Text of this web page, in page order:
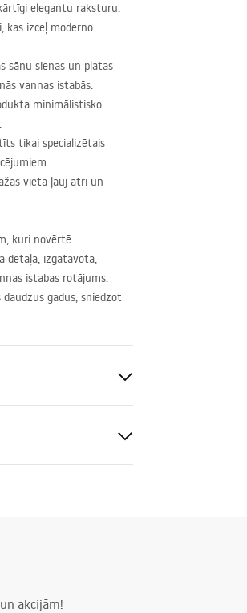
elegantu raksturu.
izceļ moderno
sānu sienas un platas
vannas istabās.
minimālistisko
tikai specializētais
vieta ļauj ātri un
kuri novērtē
detaļā, izgatavota,
istabas rotājums.
gadus, sniedzot
Raksts
akcijām!